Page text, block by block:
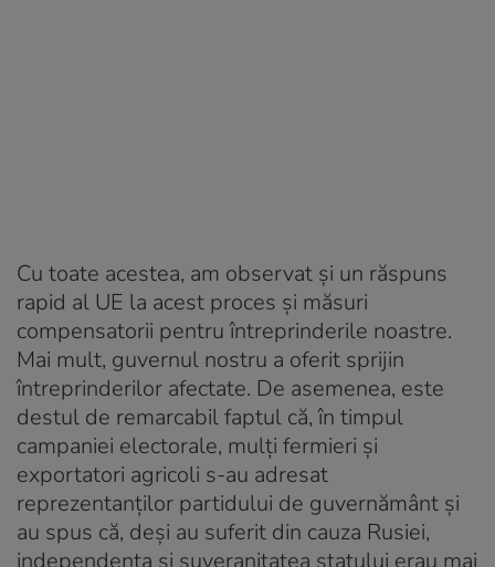
Cu toate acestea, am observat și un răspuns
rapid al UE la acest proces și măsuri
compensatorii pentru întreprinderile noastre.
Mai mult, guvernul nostru a oferit sprijin
întreprinderilor afectate. De asemenea, este
destul de remarcabil faptul că, în timpul
campaniei electorale, mulți fermieri și
exportatori agricoli s-au adresat
reprezentanților partidului de guvernământ și
au spus că, deși au suferit din cauza Rusiei,